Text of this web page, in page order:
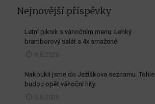
Nejnovější příspěvky
Letní piknik s vánočním menu: Lehký
bramborový salát a 4x smažené
6.8.2026
Nakoukli jsme do Ježíškova seznamu. Tohle
budou opět vánoční hity.
5.8.2026